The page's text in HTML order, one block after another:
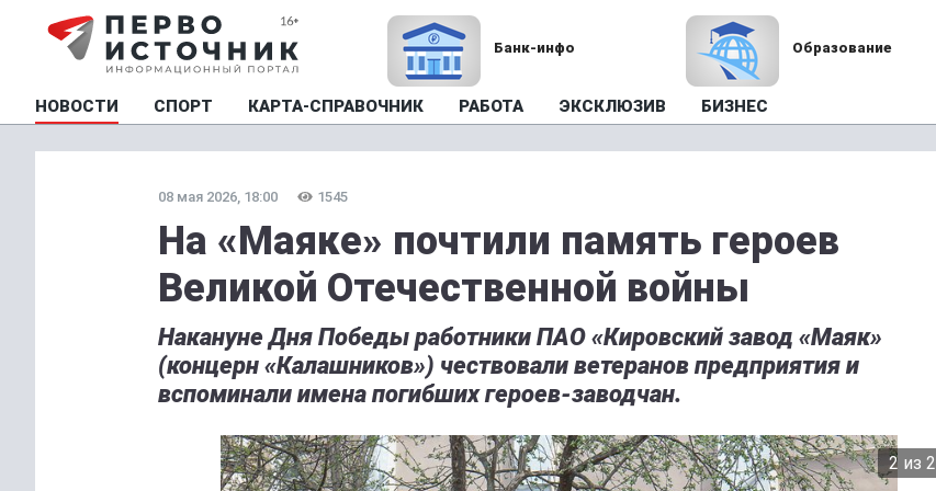
Банк-инфо Образование
НОВОСТИ СПОРТ КАРТА-СПРАВОЧНИК РАБОТА ЭКСКЛЮЗИВ БИЗНЕС
08 мая 2026, 18:00 1545
На «Маяке» почтили память героев
Великой Отечественной войны
Накануне Дня Победы работники ПАО «Кировский завод «Маяк»
(концерн «Калашников») чествовали ветеранов предприятия и
вспоминали имена погибших героев-заводчан.
2 из 2